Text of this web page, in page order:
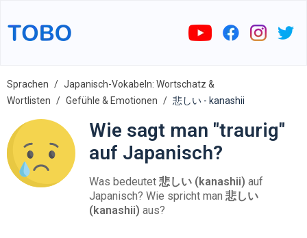
Sprachen
Japanisch-Vokabeln: Wortschatz &
Wortlisten
Gefühle & Emotionen 悲しい - kanashii
Wie sagt man "traurig"
auf Japanisch?
Was bedeutet 悲しい (kanashii) auf
Japanisch? Wie spricht man 悲しい
(kanashii) aus?